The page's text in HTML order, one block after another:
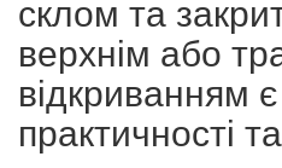
склом та
верхнім або
відкриванням
практичності